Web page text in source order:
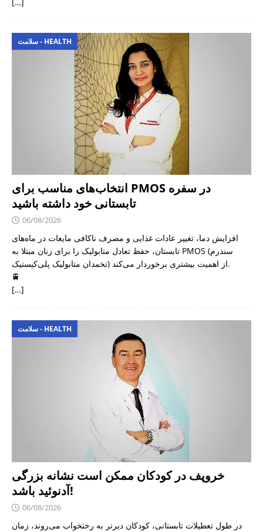
[…]
سلامت - HEALTH
انتخاب‌های مناسب برای PMOS در سفره
تابستانی خود داشته باشید
06/08/2026
افزایش دما، تغییر عادات غذایی و مصرف ناکافی مایعات در ماه‌های
تابستان، حفظ تعادل متابولیک را برای زنان مبتلا به PMOS (سندرم
تخمدان متابولیک پلی‌کیستیک) از اهمیت بیشتری برخوردار می‌کند.
🚆
[…]
سلامت - HEALTH
خروپف در کودکان ممکن است نشانه بزرگی
آدنوئید باشد!
06/08/2026
در طول تعطیلات تابستانی، کودکان دیرتر به رختخواب می‌روند، زمان